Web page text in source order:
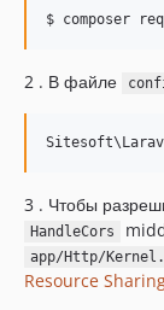
2 . В файле
3 . Чтобы
HandleCors
app/Http/
Resource